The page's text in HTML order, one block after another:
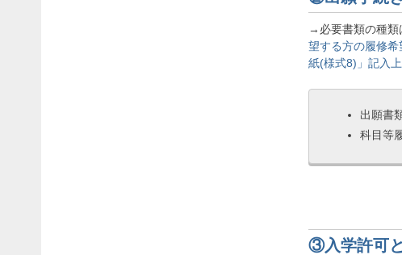
→必要書類の種類
望する方の履修
紙(様式8)」記入
出願書
科目等
③入学許可